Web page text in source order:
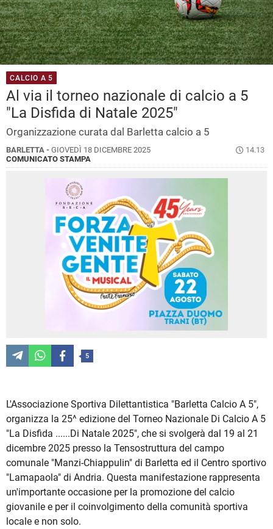
CALCIO A 5
Al via il torneo nazionale di calcio a 5
"La Disfida di Natale 2025"
Organizzazione curata dal Barletta calcio a 5
BARLETTA - GIOVEDÌ 18 DICEMBRE 2025
14.13
COMUNICATO STAMPA
5
L'Associazione Sportiva Dilettantistica "Barletta Calcio A 5",
organizza la 25^ edizione del Torneo Nazionale Di Calcio A 5
"La Disfida ......Di Natale 2025", che si svolgerà dal 19 al 21
dicembre 2025 presso la Tensostruttura del campo
comunale "Manzi-Chiappulin" di Barletta ed il Centro sportivo
"Lamapaola" di Andria. Questa manifestazione rappresenta
un'importante occasione per la promozione del calcio
giovanile e per il coinvolgimento della comunità sportiva
locale e non solo.